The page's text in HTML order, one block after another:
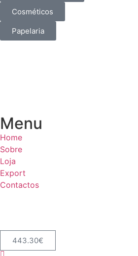
Cosméticos
Papelaria
Menu
Home
Sobre
Loja
Export
Contactos
443.30€